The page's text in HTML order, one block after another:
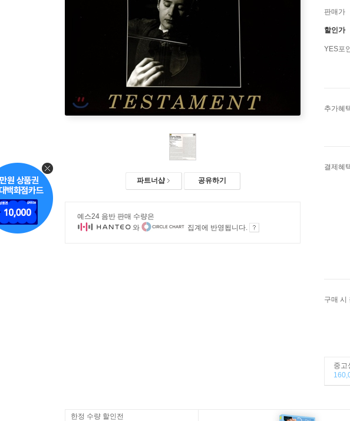
파트너샵 공유하기
예스24 음반 판매 수량은
와
집계에 반영됩니다.
판매가
할인가
YES포
추가혜
결제혜
구매 시
중고
한정 수량 할인전